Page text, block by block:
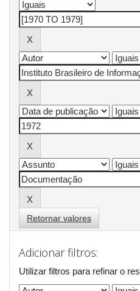
Retornar valores
Adicionar filtros:
Utilizar filtros para refinar o